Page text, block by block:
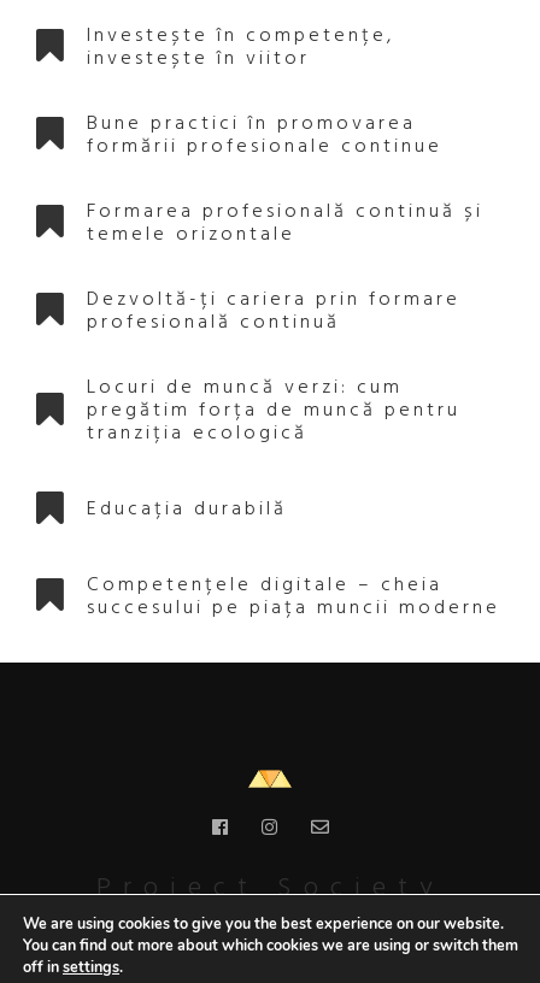
Investește în competențe,
investește în viitor
Bune practici în promovarea
formării profesionale continue
Formarea profesională continuă și
temele orizontale
Dezvoltă-ți cariera prin formare
profesională continuă
Locuri de muncă verzi: cum
pregătim forța de muncă pentru
tranziția ecologică
Educația durabilă
Competențele digitale – cheia
succesului pe piața muncii moderne
Project Society
Together We're something else
We are using cookies to give you the best experience on our website.
You can find out more about which cookies we are using or switch them
off insettings.